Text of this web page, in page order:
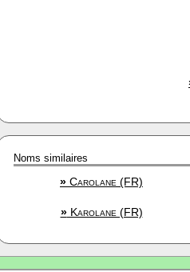
Noms similaires
» Carolane (FR)
»Karolane (FR)